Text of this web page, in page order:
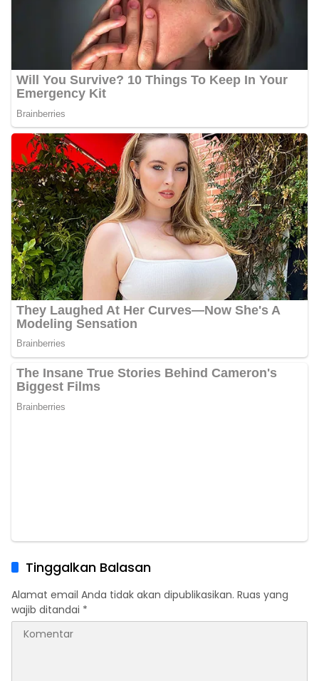
Tinggalkan Balasan
Alamat email Anda tidak akan dipublikasikan. Ruas yang
wajib ditandai *